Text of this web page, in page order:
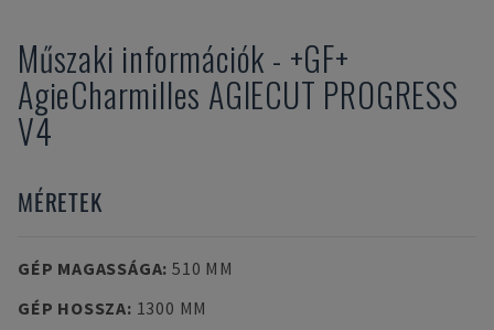
Műszaki információk - +GF+
AgieCharmilles AGIECUT PROGRESS
V4
MÉRETEK
GÉP MAGASSÁGA: 510 MM
GÉP HOSSZA: 1300 MM